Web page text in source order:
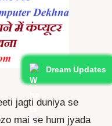
Dream Updates
Dream Updates
Dream Updates
Dream Updates
Dream Updates
Dream Updates
jagti duniya se
mai se hum jyada
Dream Updates
Dream Updates
Dream Updates
Dream Updates